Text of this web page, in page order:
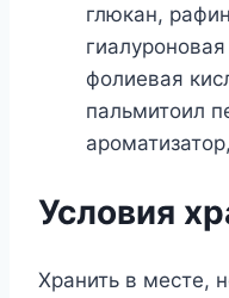
глюкан,
фолиевая
пальмитоил
Условия
Хранить в месте,